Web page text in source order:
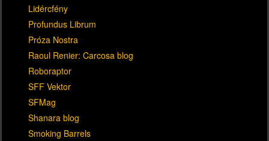
Lidércfény
Profundus Librum
Próza Nostra
Raoul Renier: Carcosa blog
Roboraptor
SFF Vektor
SFMag
Shanara blog
Smoking Barrels